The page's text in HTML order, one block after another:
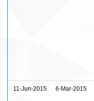
11-Jun-2015 6-Mar-2015